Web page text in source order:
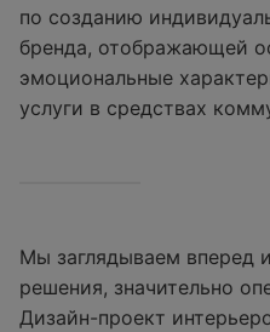
по созданию
бренда, отображающей
эмоциональные
услуги в средствах
Мы заглядываем вперед
решения, значительно
Дизайн-проект